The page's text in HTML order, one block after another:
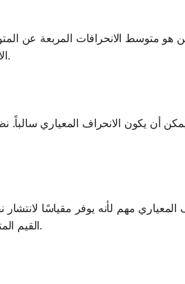
هو متوسط ​​الانحرافات المربعة عن
الانحراف المعياري بنفس وحدات البيانات الأصلية، مما يجعله أكثر قابلية للتفسير.
يمكن أن يكون الانحراف المعياري سالباً.
المعياري مهم لأنه يوفر مقياسًا
القيم المتطرفة. كما أنه أمر بالغ الأهمية لمقارنة التباين بين مجموعات البيانات المختلفة.